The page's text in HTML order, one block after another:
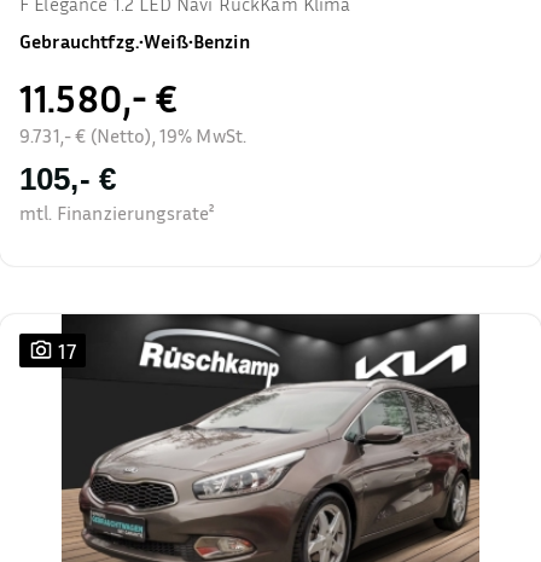
Gebrauchtfzg.•Weiß•Benzin
11.580,- €
9.731,- € (Netto), 19% MwSt.
105,- €
mtl. Finanzierungsrate²
17